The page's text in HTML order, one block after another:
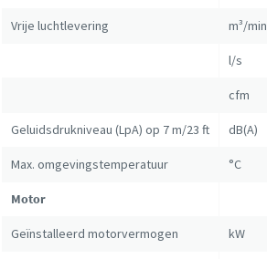
Vrije luchtlevering m³/min
l/s
cfm
Geluidsdrukniveau (LpA) op 7 m/23 ft dB(A)
Max. omgevingstemperatuur °C
Motor
Geïnstalleerd motorvermogen kW